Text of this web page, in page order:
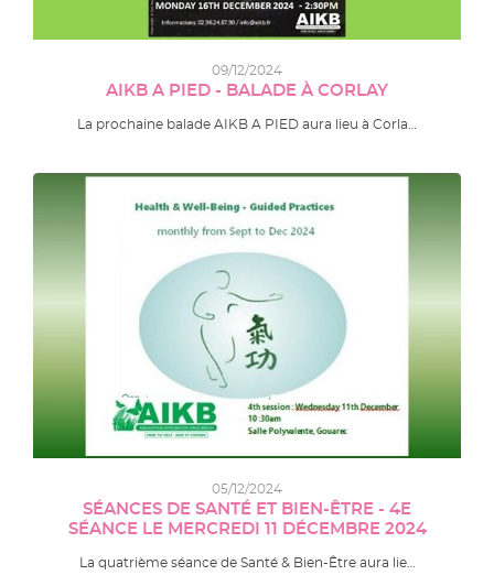
09/12/2024
AIKB A PIED - BALADE À CORLAY
La prochaine balade AIKB A PIED aura lieu à Corla…
05/12/2024
SÉANCES DE SANTÉ ET BIEN-ÊTRE - 4E
SÉANCE LE MERCREDI 11 DÉCEMBRE 2024
La quatrième séance de Santé & Bien-Être aura lie…